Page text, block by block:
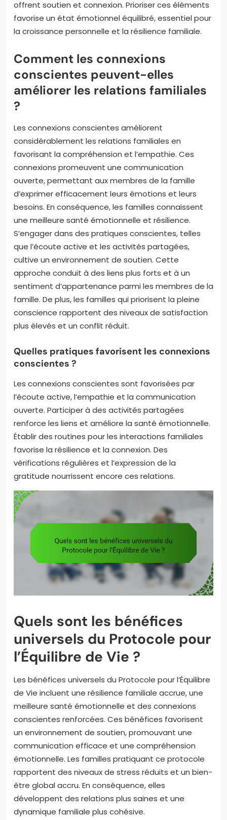
offrent soutien et connexion. Prioriser ces éléments
favorise un état émotionnel équilibré, essentiel pour
la croissance personnelle et la résilience familiale.
Comment les connexions
conscientes peuvent-elles
améliorer les relations familiales
?
Les connexions conscientes améliorent
considérablement les relations familiales en
favorisant la compréhension et l’empathie. Ces
connexions promeuvent une communication
ouverte, permettant aux membres de la famille
d’exprimer efficacement leurs émotions et leurs
besoins. En conséquence, les familles connaissent
une meilleure santé émotionnelle et résilience.
S’engager dans des pratiques conscientes, telles
que l’écoute active et les activités partagées,
cultive un environnement de soutien. Cette
approche conduit à des liens plus forts et à un
sentiment d’appartenance parmi les membres de la
famille. De plus, les familles qui priorisent la pleine
conscience rapportent des niveaux de satisfaction
plus élevés et un conflit réduit.
Quelles pratiques favorisent les connexions
conscientes ?
Les connexions conscientes sont favorisées par
l’écoute active, l’empathie et la communication
ouverte. Participer à des activités partagées
renforce les liens et améliore la santé émotionnelle.
Établir des routines pour les interactions familiales
favorise la résilience et la connexion. Des
vérifications régulières et l’expression de la
gratitude nourrissent encore ces relations.
Quels sont les bénéfices
universels du Protocole pour
l’Équilibre de Vie ?
Les bénéfices universels du Protocole pour l’Équilibre
de Vie incluent une résilience familiale accrue, une
meilleure santé émotionnelle et des connexions
conscientes renforcées. Ces bénéfices favorisent
un environnement de soutien, promouvant une
communication efficace et une compréhension
émotionnelle. Les familles pratiquant ce protocole
rapportent des niveaux de stress réduits et un bien-
être global accru. En conséquence, elles
développent des relations plus saines et une
dynamique familiale plus cohésive.